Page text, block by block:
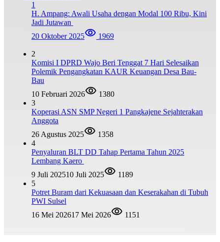
1
H. Ampang: Awali Usaha dengan Modal 100 Ribu, Kini
Jadi Jutawan
20 Oktober 2025
1969
2
Komisi I DPRD Wajo Beri Tenggat 7 Hari Selesaikan
Polemik Pengangkatan KAUR Keuangan Desa Bau-
Bau
10 Februari 2026
1380
3
Koperasi ASN SMP Negeri 1 Pangkajene Sejahterakan
Anggota
26 Agustus 2025
1358
4
Penyaluran BLT DD Tahap Pertama Tahun 2025
Lembang Kaero
9 Juli 202510 Juli 2025
1189
5
Potret Buram dari Kekuasaan dan Keserakahan di Tubuh
PWI Sulsel
16 Mei 202617 Mei 2026 1151